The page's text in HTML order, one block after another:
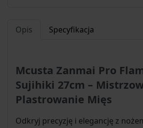
Opis Specyfikacja
Mcusta Zanmai Pro
Sujihiki 27cm –
Plastrowanie Mięs
Odkryj precyzję i elegancję z